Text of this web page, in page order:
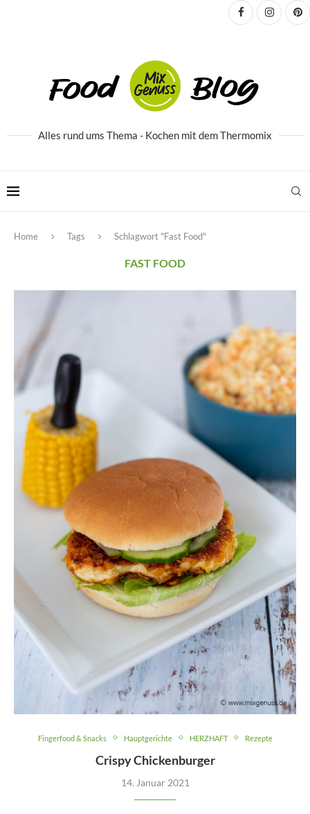
Alles rund ums Thema - Kochen mit dem Thermomix
Home Tags Schlagwort "Fast Food"
FAST FOOD
Fingerfood & Snacks Hauptgerichte HERZHAFT Rezepte
Crispy Chickenburger
14. Januar 2021